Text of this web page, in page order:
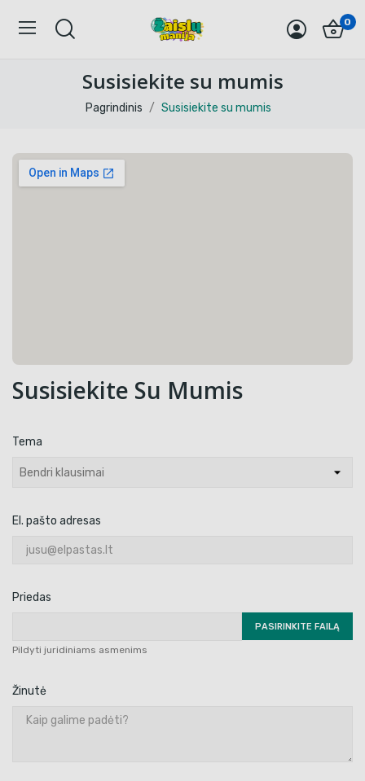
0
Susisiekite su mumis
Pagrindinis Susisiekite su mumis
Susisiekite Su Mumis
Tema
El. pašto adresas
Priedas
PASIRINKITE FAILĄ
Pildyti juridiniams asmenims
Žinutė